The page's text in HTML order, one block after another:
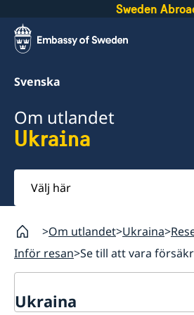
Sweden
Svenska
Om utlandet
Ukraina
Välj
här
Om utlandet Ukraina
Inför resan Se till att vara
Ukraina